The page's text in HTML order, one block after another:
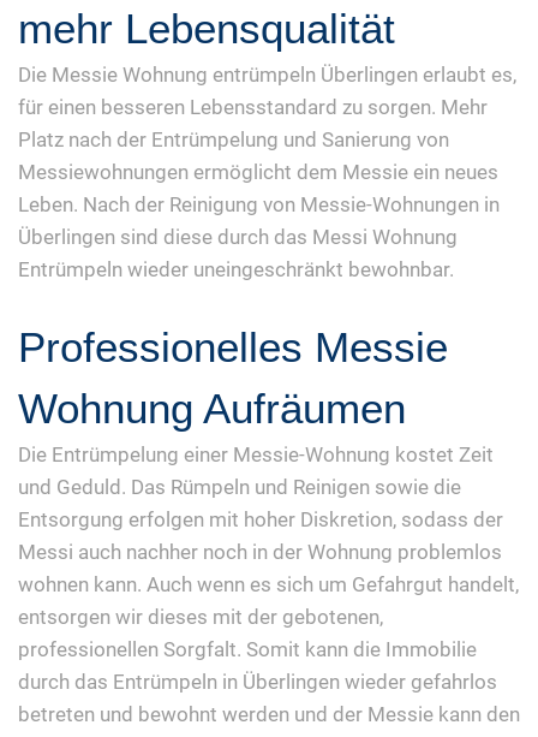
mehr Lebensqualität
Die Messie Wohnung entrümpeln Überlingen erlaubt es,
für einen besseren Lebensstandard zu sorgen. Mehr
Platz nach der Entrümpelung und Sanierung von
Messiewohnungen ermöglicht dem Messie ein neues
Leben. Nach der Reinigung von Messie-Wohnungen in
Überlingen sind diese durch das Messi Wohnung
Entrümpeln wieder uneingeschränkt bewohnbar.
Professionelles Messie
Wohnung Aufräumen
Die Entrümpelung einer Messie-Wohnung kostet Zeit
und Geduld. Das Rümpeln und Reinigen sowie die
Entsorgung erfolgen mit hoher Diskretion, sodass der
Messi auch nachher noch in der Wohnung problemlos
wohnen kann. Auch wenn es sich um Gefahrgut handelt,
entsorgen wir dieses mit der gebotenen,
professionellen Sorgfalt. Somit kann die Immobilie
durch das Entrümpeln in Überlingen wieder gefahrlos
betreten und bewohnt werden und der Messie kann den